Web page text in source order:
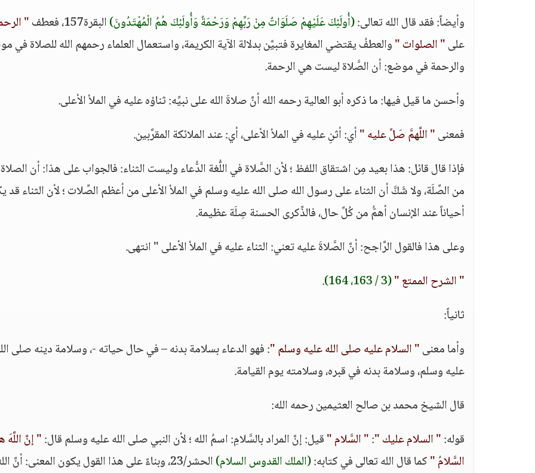
وأيضاً: فقد قال الله تعالى:(أُولَئِكَ عَلَيْهِمْ صَلَوَاتٌ مِنْ رَبِّهِمْ وَرَحْمَةٌ وَأُولَئِكَ هُمُ الْمُهْتَدُونَ)البقرة157، فعطف
"
على" الصلوات "والعطفُ يقتضي المغايرة فتبيَّن بدلالة الآية الكريمة، واستعمال العلماء رحمهم الله للصلاة في
والرحمة في موضع: أن الصَّلاة ليست هي الرحمة.
وأحسن ما قيل فيها: ما ذكره أبو العالية رحمه الله أنَّ صلاةَ الله على نبيِّه: ثناؤه عليه في الملأ الأعلى.
فمعنى" اللَّهمَّ صَلِّ عليه "أي: أثنِ عليه في الملأ الأعلى، أي: عند الملائكة المقرَّبين.
فإذا قال قائل: هذا بعيد مِن اشتقاق اللفظ ؛ لأن الصَّلاة في اللُّغة الدُّعاء وليست الثناء: فالجواب على هذا: أن
من الصِّلَة، ولا شَكَّ أن الثناء على رسول الله صلى الله عليه وسلم في الملأ الأعلى من أعظم الصِّلات ؛ لأن الثناء قد
أحياناً عند الإنسان أهمُّ من كُلِّ حال، فالذِّكرى الحسنة صِلَة عظيمة.
وعلى هذا فالقول الرَّاجح: أنَّ الصَّلاةَ عليه تعني: الثناء عليه في الملأ الأعلى " انتهى.
" الشرح الممتع "(3 / 163، 164)
.
ثانياً:
وأما معنى" السلام عليه صلى الله عليه وسلم ": فهو الدعاء بسلامة بدنه – في حال حياته -، وسلامة دينه صلى
عليه وسلم، وسلامة بدنه في قبره، وسلامته يوم القيامة.
قال الشيخ محمد بن صالح العثيمين رحمه الله:
قوله:" السلام عليك ":" السَّلام "قيل: إنَّ المراد بالسَّلامِ: اسمُ الله ؛ لأن النبي صلى الله عليه وسلم قال:" إنَّ اللَّهَ
السَّلامُ "كما قال الله تعالى في كتابه:(الملك القدوس السلام)
الحشر/23، وبناءً على هذا القول يكون المعنى: أنَّ